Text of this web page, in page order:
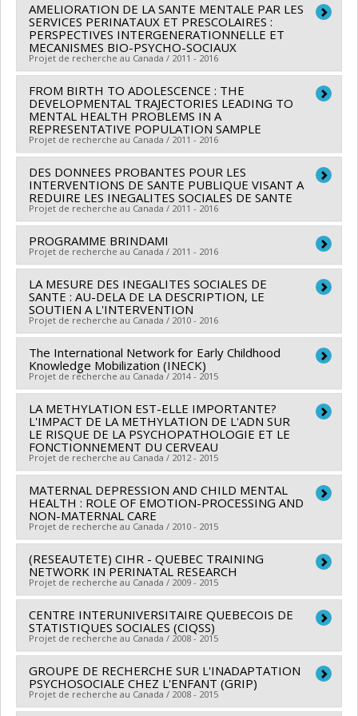
du Québec - Société et culture (FQRSC)
Programmes de subvention :PV129894-(RG)
Programme Regroupements stratégiques
Sources de financement :FRQSC/Fonds de recherche
du Québec - Société et culture (FQRSC)
Programmes de subvention :PVXXXXXX-(SE)
de développement : Renouvellement
Chercheur principal : Catherine Herba
Co-chercheurs : Jean Séguin,Sylvana Côté
Sources de financement :IRSC/Instituts de recherche
en santé du Canada
Programmes de subvention :PVXXXXXX-Subvention
de fonctionnement - annonce de priorités
AMELIORATION DE LA SANTE MENTALE PAR LES
SERVICES PERINATAUX ET PRESCOLAIRES :
PERSPECTIVES INTERGENERATIONNELLE ET
MECANISMES BIO-PSYCHO-SOCIAUX
Projet de recherche au Canada / 2011 - 2016
Chercheur principal : Sylvana Côté
Sources de financement :FRQS/Fonds de recherche
du Québec - Santé (FRSQ)
Programmes de subvention :PVXXXXXX-Bourse de
chercheur-boursier : Senior
FROM BIRTH TO ADOLESCENCE : THE
DEVELOPMENTAL TRAJECTORIES LEADING TO
MENTAL HEALTH PROBLEMS IN A
REPRESENTATIVE POPULATION SAMPLE
Projet de recherche au Canada / 2011 - 2016
Chercheur principal : Sylvana Côté
Co-chercheurs : Louise Potvin,Richard Ernest
Tremblay,René Carbonneau , Frank Vitaro
Tomas Paus
,Rose Marie Mara Brendgen, Michel Boivin
Sources de financement :IRSC/Instituts de recherche
en santé du Canada
Programmes de subvention :PVXX5647-(MOP)
Subvention de fonctionnement incluant les
subventions de fonctionnement programmatiques
(général)
DES DONNEES PROBANTES POUR LES
INTERVENTIONS DE SANTE PUBLIQUE VISANT A
REDUIRE LES INEGALITES SOCIALES DE SANTE
Projet de recherche au Canada / 2011 - 2016
Chercheur principal : Louise Potvin
Co-chercheurs : Alain Noël,Deena White,Lise Gauvin
, Lucie Richard,Marie-France Raynault, Angèle
Bilodeau,Sylvana Côté, Yan Kestens,Audrey
Smargiassi,Isabelle Laurin,Patrick Morency
Geetanjali Datta,Sherri Lynn Bisset,Michèle Stanton-
Jean,Denis Bourque,Gilles Sénécal ,Camil Bouchard,
Ruth Rose-Lizée
Sources de financement :IRSC/Instituts de recherche
en santé du Canada
Programmes de subvention :PVXXXXXX-(ROH)
Subvention de fonctionnement: subventions
PROGRAMME BRINDAMI
Projet de recherche au Canada / 2011 - 2016
Chercheur principal : Sylvana Côté
Sources de financement :Energir
Programmes de subvention :
LA MESURE DES INEGALITES SOCIALES DE
SANTE : AU-DELA DE LA DESCRIPTION, LE
SOUTIEN A L'INTERVENTION
Projet de recherche au Canada / 2010 - 2016
Chercheur principal : Marie-France Raynault
Co-chercheurs : Louise Fournier,Lise Gauvin
Rossignol,Sylvana Côté,Jean Frédéric Lévesque,
Richard Masse ,Jean-Michel Cousineau,Paul Bernard,
Michel Rossignol, Jérôme Martinez,Robert Choiniere
Sources de financement :FRQSC/Fonds de recherche
du Québec - Société et culture (FQRSC)
Programmes de subvention :PVXXXXXX-(AC) Actions
concertées - générique
The International Network for Early Childhood
Knowledge Mobilization (INECK)
Projet de recherche au Canada / 2014 - 2015
Chercheur principal : Michel Boivin
Co-chercheurs : Richard Ernest Tremblay,Frank Vitaro
,Sylvana Côté
Sources de financement :CRSH/Conseil de recherches
en sciences humaines du Canada
Programmes de subvention :
LA METHYLATION EST-ELLE IMPORTANTE?
L'IMPACT DE LA METHYLATION DE L'ADN SUR
LE RISQUE DE LA PSYCHOPATHOLOGIE ET LE
FONCTIONNEMENT DU CERVEAU
Projet de recherche au Canada / 2012 - 2015
Chercheur principal : Linda Booij
Co-chercheurs : Richard Ernest Tremblay,Mario
Beauregard,Sylvana Côté,Moshe Szyf
du Québec - Santé (FRSQ)
Programmes de subvention :PVXXXXXX-Recherches
en santé des populations
MATERNAL DEPRESSION AND CHILD MENTAL
HEALTH : ROLE OF EMOTION-PROCESSING AND
NON-MATERNAL CARE
Projet de recherche au Canada / 2010 - 2015
Chercheur principal : Catherine Herba
Co-chercheurs : Jean Séguin,Sylvana Côté
Sources de financement :IRSC/Instituts de recherche
en santé du Canada
Programmes de subvention :PVXXXXXX-Santé
reproductive et infantile
(RESEAUTETE) CIHR - QUEBEC TRAINING
NETWORK IN PERINATAL RESEARCH
Projet de recherche au Canada / 2009 - 2015
Chercheur principal : William Fraser
Co-chercheurs : Anick Bérard,Richard Ernest
Tremblay,Bruce D. Murphy,Jacques Viens,Jean
Séguin,Bryn Williams-Jones,Nils Chaillet ,Sylvana
Côté,Zoha Kibar, Zhong-Cheng Luo
Anne Monique
CENTRE INTERUNIVERSITAIRE QUEBECOIS DE
STATISTIQUES SOCIALES (CIQSS)
Projet de recherche au Canada / 2008 - 2015
Chercheur principal : Danielle Gauvreau
Co-chercheurs : Jean Renaud,Claudine Laurier
Robert Bourbeau,Andrée Demers,Marcel Fournier,
GROUPE DE RECHERCHE SUR L'INADAPTATION
PSYCHOSOCIALE CHEZ L'ENFANT (GRIP)
Projet de recherche au Canada / 2008 - 2015